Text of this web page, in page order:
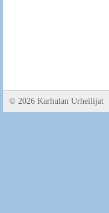
© 2026 Karhulan Urheilijat